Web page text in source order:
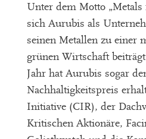
Unter dem Motto
sich Aurubis als
seinen Metallen zu einer
grünen Wirtschaft
Jahr hat Aurubis sogar
Nachhaltigkeitspreis
Initiative (CIR), der
Kritischen Aktionäre,